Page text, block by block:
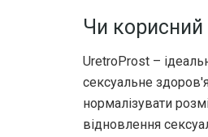
Чи корисний
UretroProst –
сексуальне
нормалізувати
відновлення